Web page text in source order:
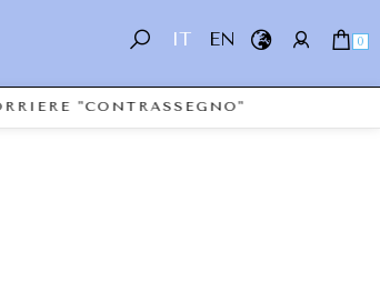
IT EN 0
"CONTRASSEGNO"